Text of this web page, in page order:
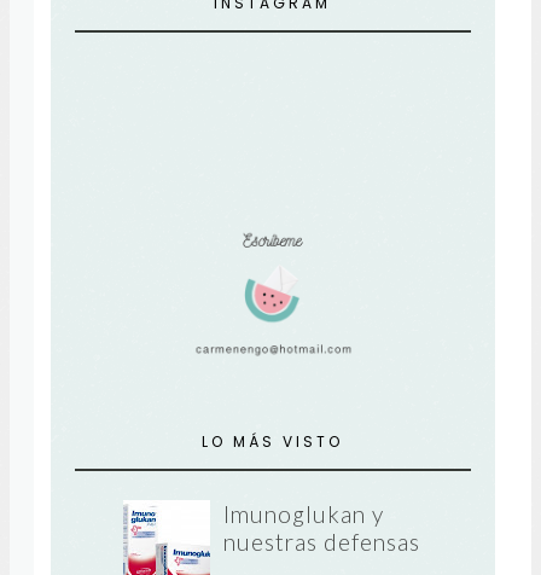
LO MÁS VISTO
Imunoglukan y
nuestras defensas